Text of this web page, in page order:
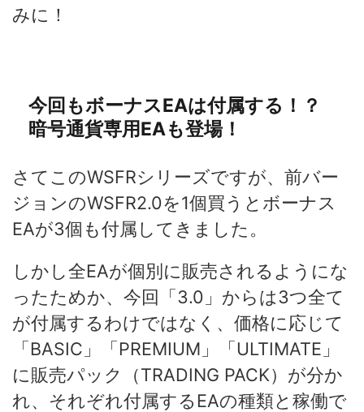
みに！
今回もボーナスEAは付属する！？
暗号通貨専用EAも登場！
さてこのWSFRシリーズですが、前バー
ジョンのWSFR2.0を1個買うとボーナス
EAが3個も付属してきました。
しかし全EAが個別に販売されるようにな
ったためか、今回「3.0」からは3つ全て
が付属するわけではなく、価格に応じて
「BASIC」「PREMIUM」「ULTIMATE」
に販売パック（TRADING PACK）が分か
れ、それぞれ付属するEAの種類と稼働で